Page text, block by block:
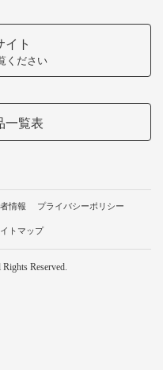
ト
ください
覧表
情報 プライバシーポリシー
トマップ
Reserved.